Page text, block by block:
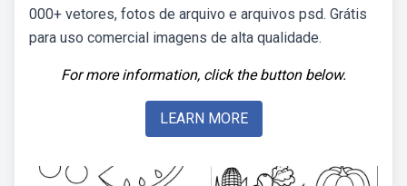
000+ vetores, fotos de arquivo e arquivos psd. Grátis
para uso comercial imagens de alta qualidade.
For more information, click the button below.
LEARN MORE